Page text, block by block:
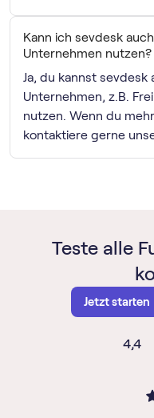
Kann ich sevdesk
Unternehmen nutzen?
Ja, du kannst
Unternehmen, z.B.
nutzen. Wenn du
kontaktiere gerne
Teste alle
Jetzt starten
4,4